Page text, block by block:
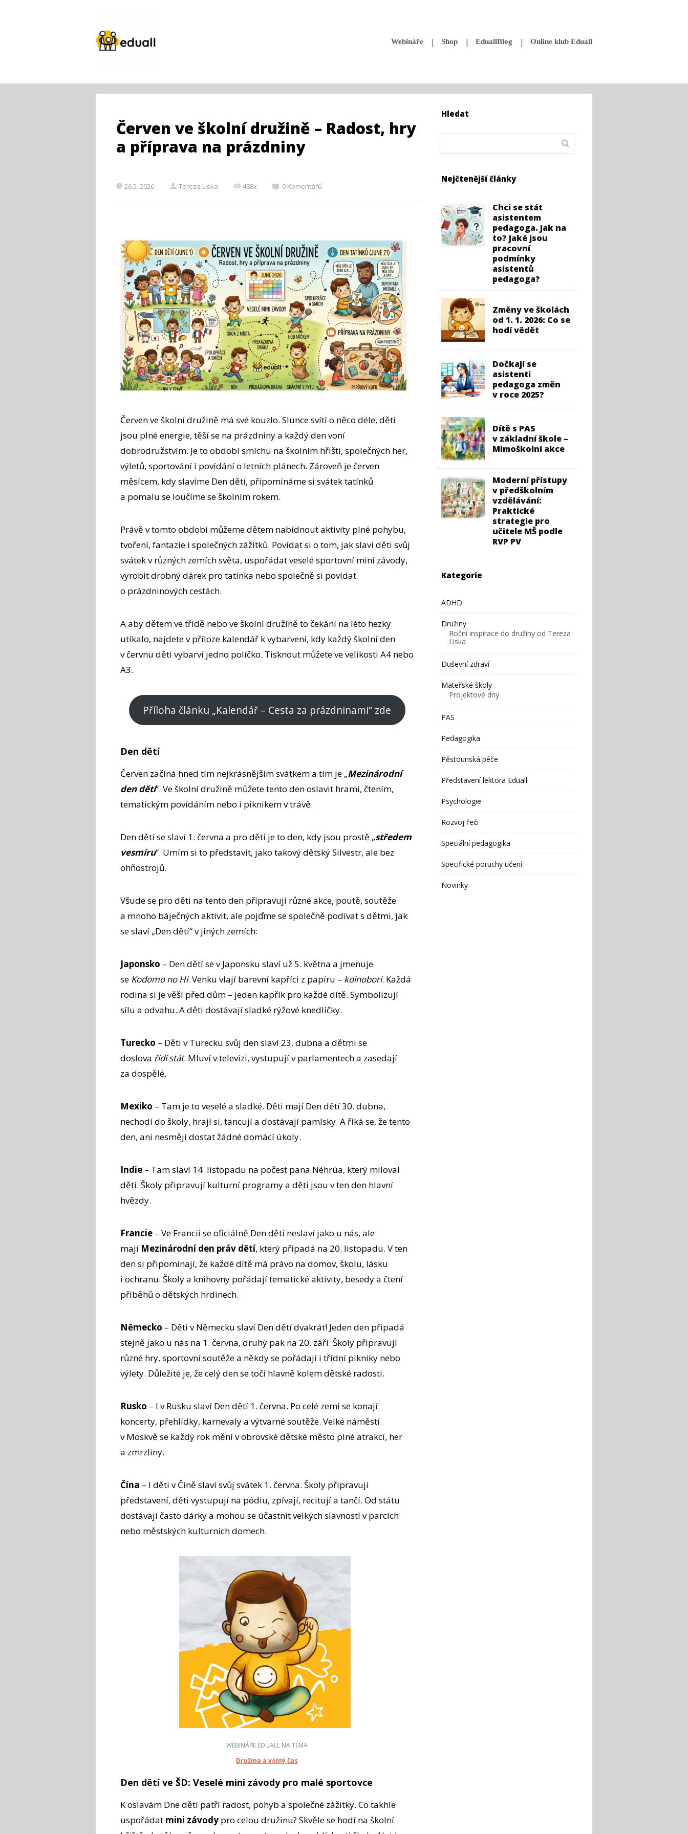
Webináře Shop EduallBlog Online klub Eduall
Červen ve školní družině – Radost, hry
a příprava na prázdniny
26.5. 2026 Tereza Liska 488x 0 Komentářů
Červen ve školní družině má své kouzlo. Slunce svítí o něco déle, děti
jsou plné energie, těší se na prázdniny a každý den voní
dobrodružstvím. Je to období smíchu na školním hřišti, společných her,
výletů, sportování i povídání o letních plánech. Zároveň je červen
měsícem, kdy slavíme Den dětí, připomínáme si svátek tatínků
a pomalu se loučíme se školním rokem.
Právě v tomto období můžeme dětem nabídnout aktivity plné pohybu,
tvoření, fantazie i společných zážitků. Povídat si o tom, jak slaví děti svůj
svátek v různých zemích světa, uspořádat veselé sportovní mini závody,
vyrobit drobný dárek pro tatínka nebo společně si povídat
o prázdninových cestách.
A aby dětem ve třídě nebo ve školní družině to čekání na léto hezky
utíkalo, najdete v příloze kalendář k vybarvení, kdy každý školní den
v červnu děti vybarví jedno políčko. Tisknout můžete ve velikosti A4 nebo
A3.
Příloha článku „Kalendář – Cesta za prázdninami“ zde
Den dětí
Červen začíná hned tím nejkrásnějším svátkem a tím je „Mezinárodní
den dětí“. Ve školní družině můžete tento den oslavit hrami, čtením,
tematickým povídáním nebo i piknikem v trávě.
Den dětí se slaví 1. června a pro děti je to den, kdy jsou prostě „středem
vesmíru“. Umím si to představit, jako takový dětský Silvestr, ale bez
ohňostrojů.
Všude se pro děti na tento den připravují různé akce, poutě, soutěže
a mnoho báječných aktivit, ale pojďme se společně podívat s dětmi, jak
se slaví „Den dětí“ v jiných zemích:
Japonsko – Den dětí se v Japonsku slaví už 5. května a jmenuje
se Kodomo no Hi. Venku vlají barevní kapříci z papíru – koinobori. Každá
rodina si je věší před dům – jeden kapřík pro každé dítě. Symbolizují
sílu a odvahu. A děti dostávají sladké rýžové knedlíčky.
Turecko – Děti v Turecku svůj den slaví 23. dubna a dětmi se
doslova řídí stát. Mluví v televizi, vystupují v parlamentech a zasedají
za dospělé.
Mexiko – Tam je to veselé a sladké. Děti mají Den dětí 30. dubna,
nechodí do školy, hrají si, tancují a dostávají pamlsky. A říká se, že tento
den, ani nesmějí dostat žádné domácí úkoly.
Indie – Tam slaví 14. listopadu na počest pana Néhrúa, který miloval
děti. Školy připravují kulturní programy a děti jsou v ten den hlavní
hvězdy.
Francie – Ve Francii se oficiálně Den dětí neslaví jako u nás, ale
mají Mezinárodní den práv dětí, který připadá na 20. listopadu. V ten
den si připomínají, že každé dítě má právo na domov, školu, lásku
i ochranu. Školy a knihovny pořádají tematické aktivity, besedy a čtení
příběhů o dětských hrdinech.
Německo – Děti v Německu slaví Den dětí dvakrát! Jeden den připadá
stejně jako u nás na 1. června, druhý pak na 20. září. Školy připravují
různé hry, sportovní soutěže a někdy se pořádají i třídní pikniky nebo
výlety. Důležité je, že celý den se točí hlavně kolem dětské radosti.
Rusko – I v Rusku slaví Den dětí 1. června. Po celé zemi se konají
koncerty, přehlídky, karnevaly a výtvarné soutěže. Velké náměstí
v Moskvě se každý rok mění v obrovské dětské město plné atrakcí, her
a zmrzliny.
Čína – I děti v Číně slaví svůj svátek 1. června. Školy připravují
představení, děti vystupují na pódiu, zpívají, recitují a tančí. Od státu
dostávají často dárky a mohou se účastnit velkých slavností v parcích
nebo městských kulturních domech.
WEBINÁŘE EDUALL NA TÉMA
Družina a volný čas
Den dětí ve ŠD: Veselé mini závody pro malé sportovce
K oslavám Dne dětí patří radost, pohyb a společné zážitky. Co takhle
uspořádat mini závody pro celou družinu? Skvěle se hodí na školní
Hledat
Nejčtenější články
Chci se stát
asistentem
pedagoga. Jak na
to? Jaké jsou
pracovní
podmínky
asistentů
pedagoga?
Změny ve školách
od 1. 1. 2026: Co se
hodí vědět
Dočkají se
asistenti
pedagoga změn
v roce 2025?
Dítě s PAS
v základní škole –
Mimoškolní akce
Moderní přístupy
v předškolním
vzdělávání:
Praktické
strategie pro
učitele MŠ podle
RVP PV
Kategorie
ADHD
Družiny
Roční inspirace do družiny od Tereza
Liska
Duševní zdraví
Mateřské školy
Projektové dny
PAS
Pedagogika
Pěstounská péče
Představení lektora Eduall
Psychologie
Rozvoj řeči
Speciální pedagogika
Specifické poruchy učení
Novinky